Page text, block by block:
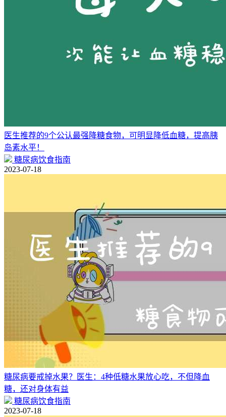
医生推荐的9个公认最强降糖食物，可明显降低血糖，提高胰
岛素水平！
糖尿病饮食指南
2023-07-18
糖尿病要戒掉水果？医生：4种低糖水果放心吃，不但降血
糖，还对身体有益
糖尿病饮食指南
2023-07-18